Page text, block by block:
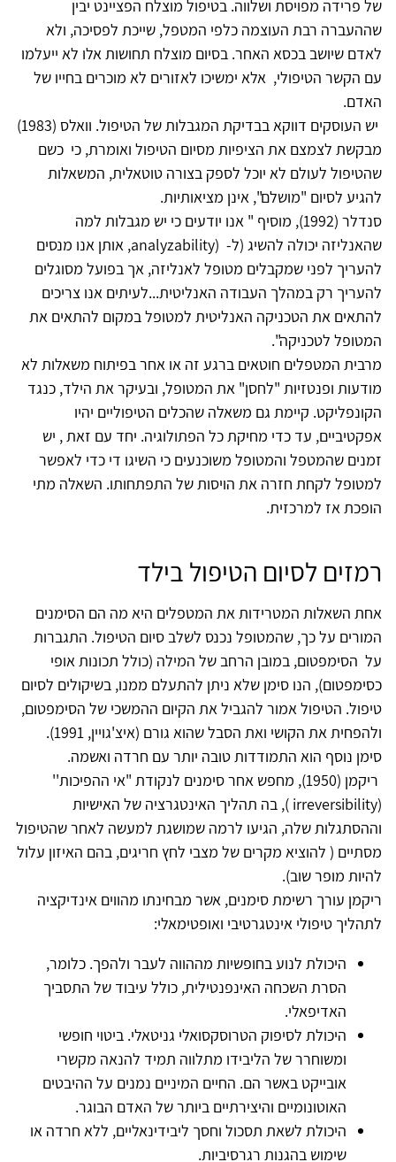
של פרידה מפויסת ושלווה. בטיפול מוצלח הפציינט יבין
שההעברה רבת העוצמה כלפי המטפל, שייכת לפסיכה, ולא
לאדם שיושב בכסא האחר. בסיום מוצלח תחושות אלו לא ייעלמו
עם הקשר הטיפולי, אלא ימשיכו לאזורים לא מוכרים בחייו של
האדם.
יש העוסקים דווקא בבדיקת המגבלות של הטיפול. וואלס (1983)
מבקשת לצמצם את הציפיות מסיום הטיפול ואומרת, כי כשם
שהטיפול לעולם לא יוכל לספק בצורה טוטאלית, המשאלות
להגיע לסיום "מושלם", אינן מציאותיות.
סנדלר (1992), מוסיף " אנו יודעים כי יש מגבלות למה
שהאנליזה יכולה להשיג (ל- (analyzability, אותן אנו מנסים
להעריך לפני שמקבלים מטופל לאנליזה, אך בפועל מסוגלים
להעריך רק במהלך העבודה האנליטית...לעיתים אנו צריכים
להתאים את הטכניקה האנליטית למטופל במקום להתאים את
המטופל לטכניקה".
מרבית המטפלים חוטאים ברגע זה או אחר בפיתוח משאלות לא
מודעות ופנטזיות "לחסן" את המטופל, ובעיקר את הילד, כנגד
הקונפליקט. קיימת גם משאלה שהכלים הטיפוליים יהיו
אפקטיביים, עד כדי מחיקת כל הפתולוגיה. יחד עם זאת , יש
זמנים שהמטפל והמטופל משוכנעים כי השיגו די כדי לאפשר
למטופל לקחת חזרה את הויסות של התפתחותו. השאלה מתי
הופכת אז למרכזית.
רמזים לסיום הטיפול בילד
אחת השאלות המטרידות את המטפלים היא מה הם הסימנים
המורים על כך, שהמטופל נכנס לשלב סיום הטיפול. התגברות
על הסימפטום, במובן הרחב של המילה (כולל תכונות אופי
כסימפטום), הנו סימן שלא ניתן להתעלם ממנו, בשיקולים לסיום
טיפול. הטיפול אמור להגביל את הקיום ההמשכי של הסימפטום,
ולהפחית את הקושי ואת הסבל שהוא גורם (איצ'גויין, 1991).
סימן נוסף הוא התמודדות טובה יותר עם חרדה ואשמה.
ריקמן (1950), מחפש אחר סימנים לנקודת "אי ההפיכות''
(irreversibility ), בה תהליך האינטגרציה של האישיות
וההסתגלות שלה, הגיעו לרמה שמושגת למעשה לאחר שהטיפול
מסתיים ( להוציא מקרים של מצבי לחץ חריגים, בהם האיזון עלול
להיות מופר שוב).
ריקמן עורך רשימת סימנים, אשר מבחינתו מהווים אינדיקציה
לתהליך טיפולי אינטגרטיבי ואופטימאלי:
היכולת לנוע בחופשיות מההווה לעבר ולהפך. כלומר,
הסרת השכחה האינפנטילית, כולל עיבוד של התסביך
האדיפאלי.
היכולת לסיפוק הטרוסקסואלי גניטאלי. ביטוי חופשי
ומשוחרר של הליבידו מתלווה תמיד להנאה מקשרי
אובייקט באשר הם. החיים המיניים נמנים על ההיבטים
האוטונומיים והיצירתיים ביותר של האדם הבוגר.
היכולת לשאת תסכול וחסך ליבידינאליים, ללא חרדה או
שימוש בהגנות רגרסיביות.